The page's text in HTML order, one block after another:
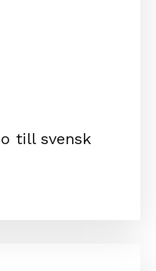
till svensk